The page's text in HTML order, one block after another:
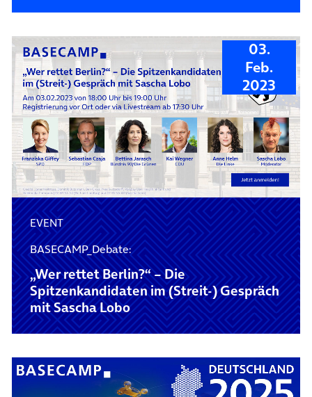
03.
Feb.
2023
EVENT
BASECAMP_Debate:
„Wer rettet Berlin?“ – Die
Spitzenkandidaten im (Streit-) Gespräch
mit Sascha Lobo